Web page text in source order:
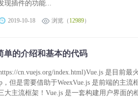
现插件的功能...
2019-10-18 浏览（ 12989）
单的介绍和基本的代码
cn.vuejs.org/index.html)Vue.js 是目前
但是需要借助于WeexVue.js 是前端的主流
大主流框架！Vue.js 是一套构建用户界面